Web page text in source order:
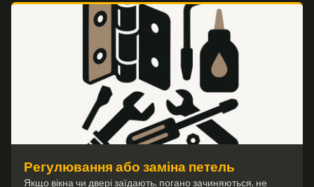
Регулювання або заміна петель
Якщо вікна чи двері заїдають, погано зачиняються, не